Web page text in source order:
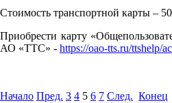
Стоимость транспортной карты –
Приобрести карту
АО «ТТС» - https://oao-tts.ru/ttshelp/
Начало Пред. 3 4 5 6 7 След. Конец